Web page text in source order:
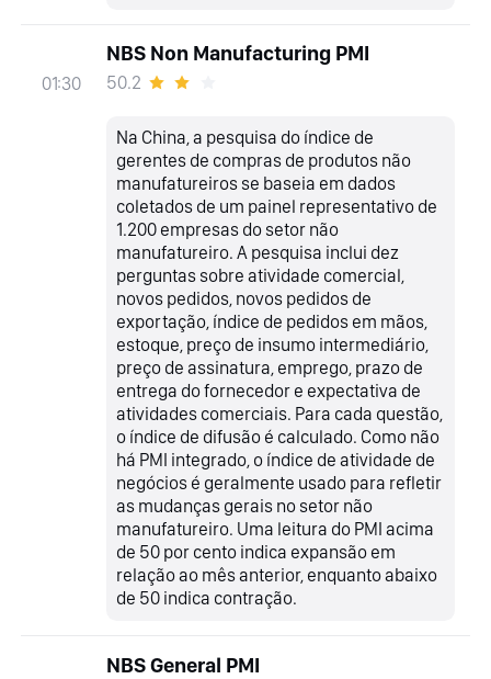
01:30
NBS Non Manufacturing PMI
50.2
Na China, a pesquisa do índice de
gerentes de compras de produtos não
manufatureiros se baseia em dados
coletados de um painel representativo de
1.200 empresas do setor não
manufatureiro. A pesquisa inclui dez
perguntas sobre atividade comercial,
novos pedidos, novos pedidos de
exportação, índice de pedidos em mãos,
estoque, preço de insumo intermediário,
preço de assinatura, emprego, prazo de
entrega do fornecedor e expectativa de
atividades comerciais. Para cada questão,
o índice de difusão é calculado. Como não
há PMI integrado, o índice de atividade de
negócios é geralmente usado para refletir
as mudanças gerais no setor não
manufatureiro. Uma leitura do PMI acima
de 50 por cento indica expansão em
relação ao mês anterior, enquanto abaixo
de 50 indica contração.
NBS General PMI